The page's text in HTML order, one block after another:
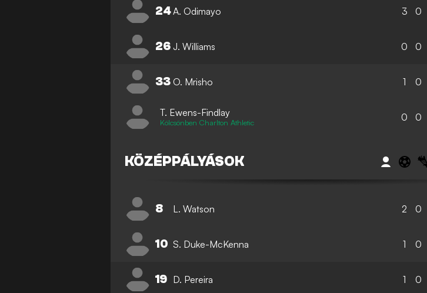
24A. Odimayo 3 0
26 J. Williams 0 0
33 O. Mrisho 1 0
T. Ewens-Findlay
Kölcsönben Charlton Athletic 0 0
KÖZÉPPÁLYÁSOK
8 L. Watson 2 0
10 S. Duke-McKenna 1 0
19 D. Pereira 1 0